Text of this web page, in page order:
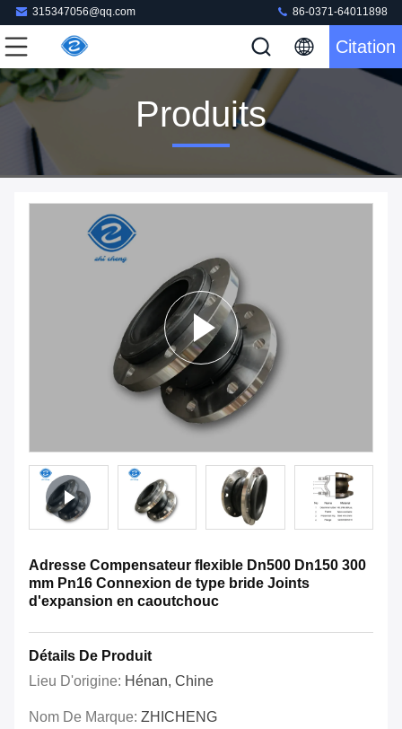
315347056@qq.com 86-0371-64011898
Citation
Produits
Adresse Compensateur flexible Dn500 Dn150 300
mm Pn16 Connexion de type bride Joints
d'expansion en caoutchouc
Détails De Produit
Lieu D'origine: Hénan, Chine
Nom De Marque: ZHICHENG